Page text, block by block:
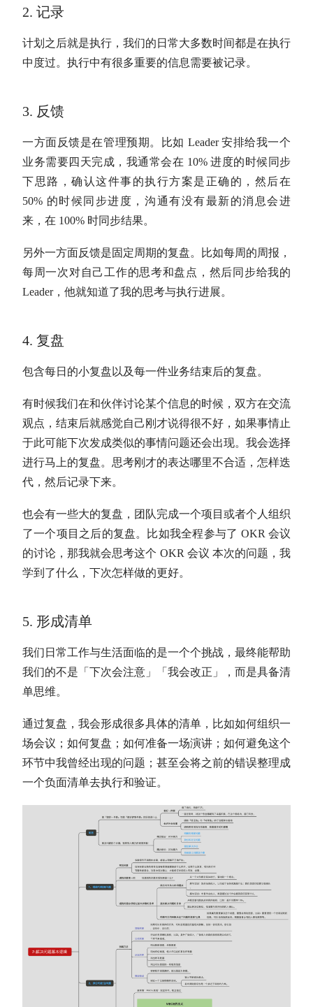
2. 记录
计划之后就是执行，我们的日常大多数时间都是在执行
中度过。执行中有很多重要的信息需要被记录。
3. 反馈
一方面反馈是在管理预期。比如 Leader 安排给我一个
业务需要四天完成，我通常会在 10% 进度的时候同步
下思路，确认这件事的执行方案是正确的，然后在
50% 的时候同步进度，沟通有没有最新的消息会进
来，在 100% 时同步结果。
另外一方面反馈是固定周期的复盘。比如每周的周报，
每周一次对自己工作的思考和盘点，然后同步给我的
Leader，他就知道了我的思考与执行进展。
4. 复盘
包含每日的小复盘以及每一件业务结束后的复盘。
有时候我们在和伙伴讨论某个信息的时候，双方在交流
观点，结束后就感觉自己刚才说得很不好，如果事情止
于此可能下次发成类似的事情问题还会出现。我会选择
进行马上的复盘。思考刚才的表达哪里不合适，怎样迭
代，然后记录下来。
也会有一些大的复盘，团队完成一个项目或者个人组织
了一个项目之后的复盘。比如我全程参与了 OKR 会议
的讨论，那我就会思考这个 OKR 会议 本次的问题，我
学到了什么，下次怎样做的更好。
5. 形成清单
我们日常工作与生活面临的是一个个挑战，最终能帮助
我们的不是「下次会注意」「我会改正」，而是具备清
单思维。
通过复盘，我会形成很多具体的清单，比如如何组织一
场会议；如何复盘；如何准备一场演讲；如何避免这个
环节中我曾经出现的问题；甚至会将之前的错误整理成
一个负面清单去执行和验证。